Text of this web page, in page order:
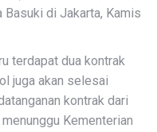
Basuki di Jakarta, Kamis
terdapat dua kontrak
juga akan selesai
kontrak dari
Kementerian